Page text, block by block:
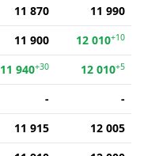
11 870
11 990
11 900 12 010+10
11 940+30 12 010+5
-
-
11 915
12 005